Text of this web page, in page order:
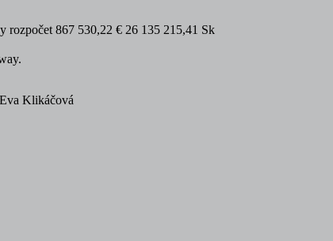
rozpočet 867 530,22 € 26 135 215,41 Sk
Klikáčová